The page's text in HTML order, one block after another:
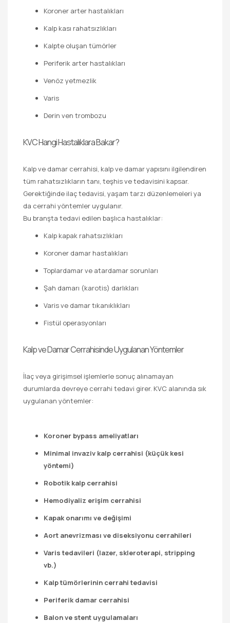
Koroner arter hastalıkları
Kalp kası rahatsızlıkları
Kalpte oluşan tümörler
Periferik arter hastalıkları
Venöz yetmezlik
Varis
Derin ven trombozu
KVC Hangi Hastalıklara Bakar?
Kalp ve damar cerrahisi, kalp ve damar yapısını ilgilendiren
tüm rahatsızlıkların tanı, teşhis ve tedavisini kapsar.
Gerektiğinde ilaç tedavisi, yaşam tarzı düzenlemeleri ya
da cerrahi yöntemler uygulanır.
Bu branşta tedavi edilen başlıca hastalıklar:
Kalp kapak rahatsızlıkları
Koroner damar hastalıkları
Toplardamar ve atardamar sorunları
Şah damarı (karotis) darlıkları
Varis ve damar tıkanıklıkları
Fistül operasyonları
Kalp ve Damar Cerrahisinde Uygulanan Yöntemler
İlaç veya girişimsel işlemlerle sonuç alınamayan
durumlarda devreye cerrahi tedavi girer. KVC alanında sık
uygulanan yöntemler:
Koroner bypass ameliyatları
Minimal invaziv kalp cerrahisi (küçük kesi
yöntemi)
Robotik kalp cerrahisi
Hemodiyaliz erişim cerrahisi
Kapak onarımı ve değişimi
Aort anevrizması ve diseksiyonu cerrahileri
Varis tedavileri (lazer, skleroterapi, stripping
vb.)
Kalp tümörlerinin cerrahi tedavisi
Periferik damar cerrahisi
Balon ve stent uygulamaları